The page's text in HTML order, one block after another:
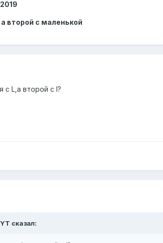
второй с маленькой
с L,а второй с I?
сказал: